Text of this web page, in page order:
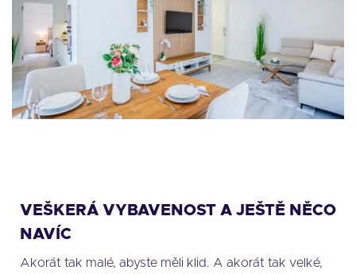
VEŠKERÁ VYBAVENOST A JEŠTĚ NĚCO
NAVÍC
Akorát tak malé, abyste měli klid. A akorát tak velké,